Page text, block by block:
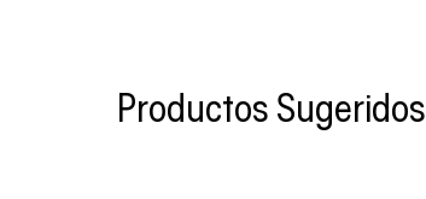
Productos Sugeridos